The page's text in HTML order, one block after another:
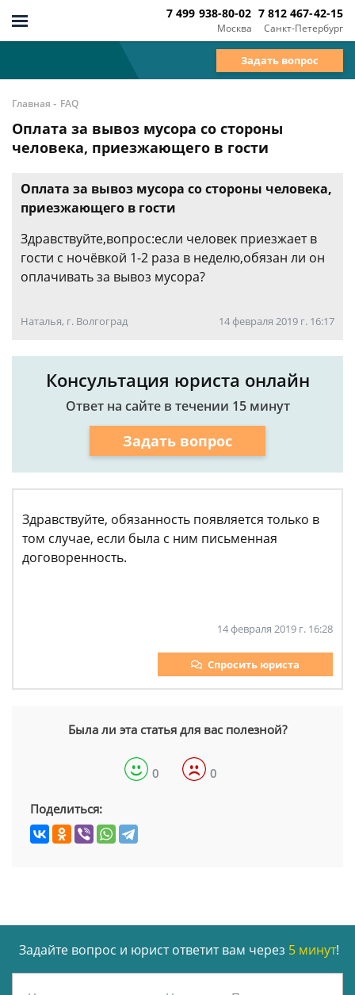
Москва
7 499 938-80-02
Санкт-Петербург
7 812 467-42-15
Задать вопрос
Главная - FAQ
Оплата за вывоз мусора со стороны
человека, приезжающего в гости
Оплата за вывоз мусора со стороны человека,
приезжающего в гости
Здравствуйте,вопрос:если человек приезжает в
гости с ночёвкой 1-2 раза в неделю,обязан ли он
оплачивать за вывоз мусора?
Наталья, г. Волгоград 14 февраля 2019 г. 16:17
Консультация юриста онлайн
Ответ на сайте в течении 15 минут
Задать вопрос
Здравствуйте, обязанность появляется только в
том случае, если была с ним письменная
договоренность.
14 февраля 2019 г. 16:28
Спросить юриста
Была ли эта статья для вас полезной?
0 0
Поделиться:
Задайте вопрос и юрист ответит вам через 5 минут!